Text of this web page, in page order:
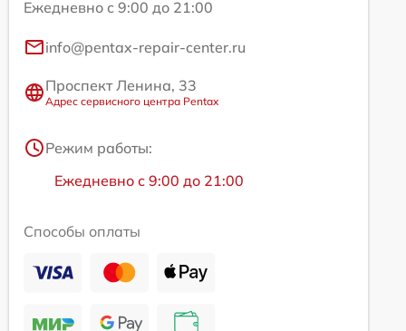
Ежедневно с 9:00 до 21:00
info@pentax-repair-center.ru
Проспект Ленина, 33
Адрес сервисного центра Pentax
Режим работы:
Ежедневно с 9:00 до 21:00
Способы оплаты